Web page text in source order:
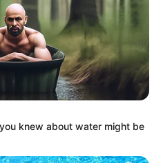
knew about water might be